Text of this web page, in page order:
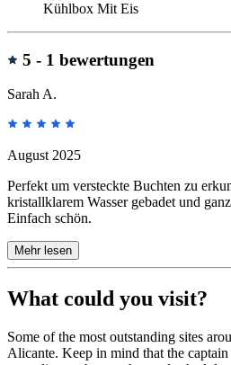
Kühlbox Mit Eis
Bewertungen
5 - 1 bewertungen
Sarah A.
August 2025
Perfekt um versteckte Buchten zu
kristallklarem Wasser gebadet und
Einfach schön.
Mehr lesen
What could you visit?
Some of the most outstanding sites
Alicante. Keep in mind that the